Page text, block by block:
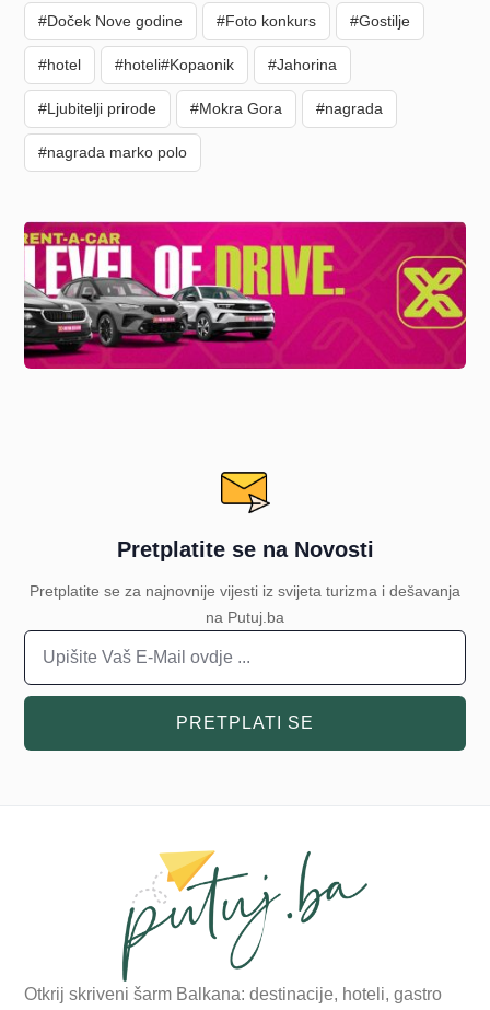
#Doček Nove godine #Foto konkurs #Gostilje
#hotel #hoteli#Kopaonik #Jahorina
#Ljubitelji prirode #Mokra Gora #nagrada
#nagrada marko polo
Pretplatite se na Novosti
Pretplatite se za najnovnije vijesti iz svijeta turizma i dešavanja
na Putuj.ba
PRETPLATI SE
Otkrij skriveni šarm Balkana: destinacije, hoteli, gastro